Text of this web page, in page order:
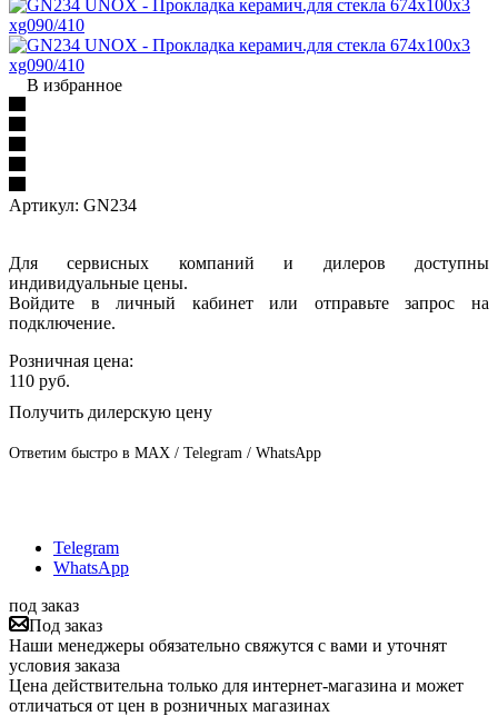
В избранное
Артикул: GN234
Для сервисных компаний и дилеров доступны
индивидуальные цены.
Войдите в личный кабинет или отправьте запрос на
подключение.
Розничная цена:
110 руб.
Получить дилерскую цену
Ответим быстро в MAX / Telegram / WhatsApp
Telegram
WhatsApp
под заказ
Под заказ
Наши менеджеры обязательно свяжутся с вами и уточнят
условия заказа
Цена действительна только для интернет-магазина и может
отличаться от цен в розничных магазинах